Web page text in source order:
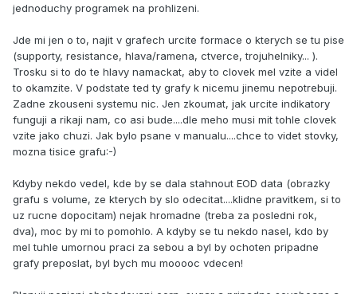
jednoduchy programek na prohlizeni.
Jde mi jen o to, najit v grafech urcite formace o kterych se tu pise
(supporty, resistance, hlava/ramena, ctverce, trojuhelniky... ).
Trosku si to do te hlavy namackat, aby to clovek mel vzite a videl
to okamzite. V podstate ted ty grafy k nicemu jinemu nepotrebuji.
Zadne zkouseni systemu nic. Jen zkoumat, jak urcite indikatory
funguji a rikaji nam, co asi bude....dle meho musi mit tohle clovek
vzite jako chuzi. Jak bylo psane v manualu....chce to videt stovky,
mozna tisice grafu:-)
Kdyby nekdo vedel, kde by se dala stahnout EOD data (obrazky
grafu s volume, ze kterych by slo odecitat....klidne pravitkem, si to
uz rucne dopocitam) nejak hromadne (treba za posledni rok,
dva), moc by mi to pomohlo. A kdyby se tu nekdo nasel, kdo by
mel tuhle umornou praci za sebou a byl by ochoten pripadne
grafy preposlat, byl bych mu mooooc vdecen!